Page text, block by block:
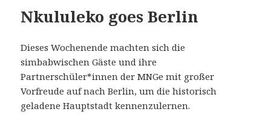
Nkululeko goes Berlin
Dieses Wochenende machten sich die
simbabwischen Gäste und ihre
Partnerschüler*innen der MNGe mit großer
Vorfreude auf nach Berlin, um die historisch
geladene Hauptstadt kennenzulernen.